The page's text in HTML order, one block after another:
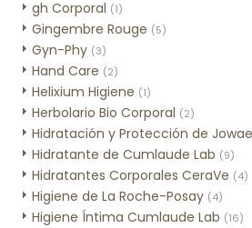
gh Corporal (1)
Gingembre Rouge (5)
Gyn-Phy (3)
Hand Care (2)
Helixium Higiene (1)
Herbolario Bio Corporal (2)
Hidratación y Protección de Jowae
Hidratante de Cumlaude Lab (9)
Hidratantes Corporales CeraVe (4)
Higiene de La Roche-Posay (4)
Higiene Íntima Cumlaude Lab (16)